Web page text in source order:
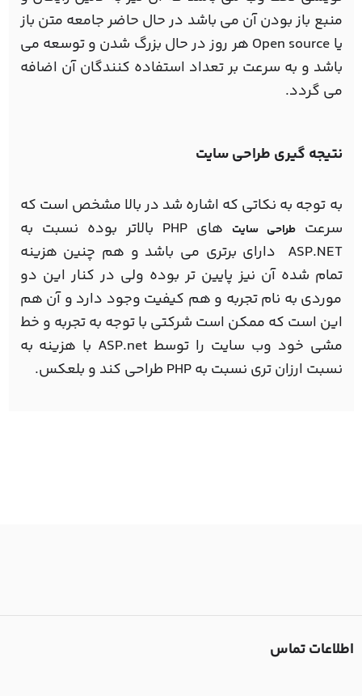
منبع باز بودن آن می باشد در حال حاضر جامعه متن باز
یا Open source هر روز در حال بزرگ شدن و توسعه می
باشد و به سرعت بر تعداد استفاده کنندگان آن اضافه
می گردد.
نتیجه گیری طراحی سایت
به توجه به نکاتی که اشاره شد در بالا مشخص است که
سرعتطراحي سايت
های PHP بالاتر بوده نسبت به
ASP.NET دارای برتری می باشد و هم چنین هزینه
تمام شده آن نیز پایین تر بوده ولی در کنار این دو
موردی به نام تجربه و هم کیفیت وجود دارد و آن هم
این است که ممکن است شرکتی با توجه به تجربه و خط
مشی خود وب سایت را توسط ASP.net با هزینه به
نسبت ارزان تری نسبت به PHP طراحی کند و بلعکس.
اطلاعات تماس